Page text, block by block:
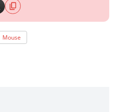
Mouse